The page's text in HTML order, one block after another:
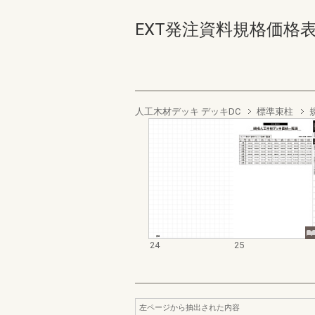
EXT発注資料規格価格
人工木材デッキ デッキDC 標準束柱
24 25
左ページから抽出された内容